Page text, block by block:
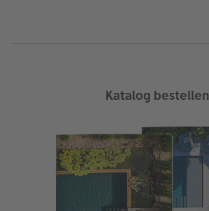
Katalog bestellen